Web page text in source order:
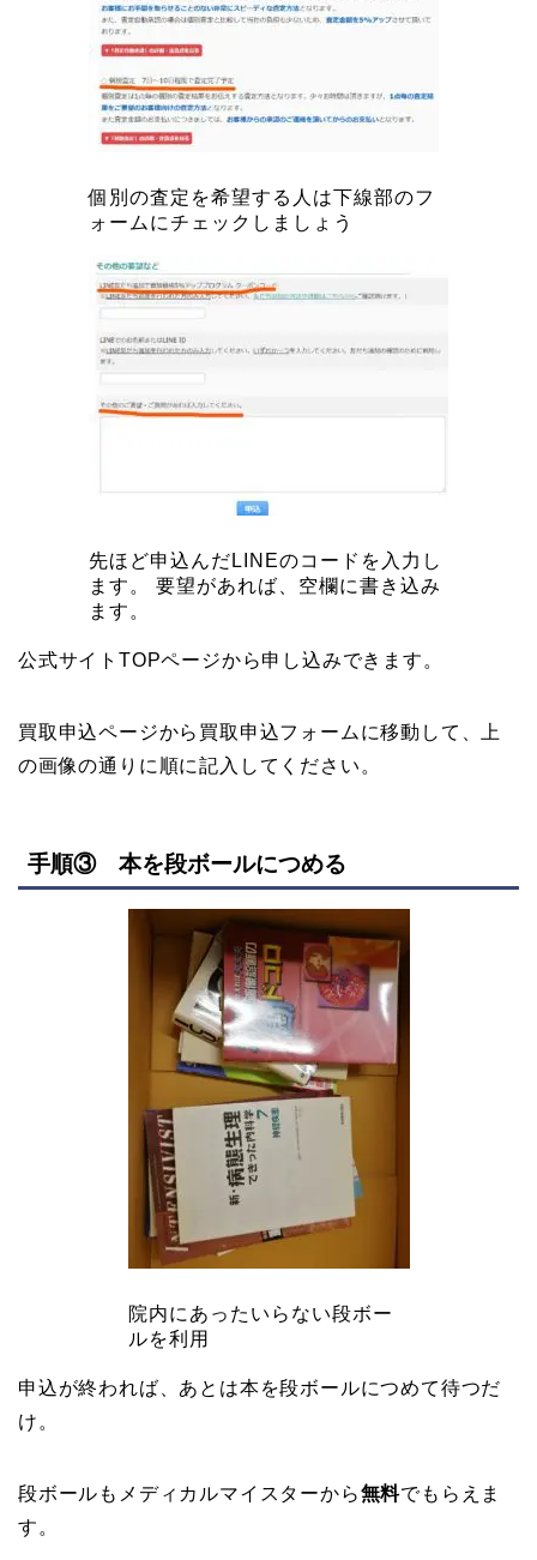
個別の査定を希望する人は下線部のフ
ォームにチェックしましょう
先ほど申込んだLINEのコードを入力し
ます。 要望があれば、空欄に書き込み
ます。
公式サイトTOPページから申し込みできます。
買取申込ページから買取申込フォームに移動して、上
の画像の通りに順に記入してください。
手順③ 本を段ボールにつめる
院内にあったいらない段ボー
ルを利用
申込が終われば、あとは本を段ボールにつめて待つだ
け。
段ボールもメディカルマイスターから無料でもらえま
す。